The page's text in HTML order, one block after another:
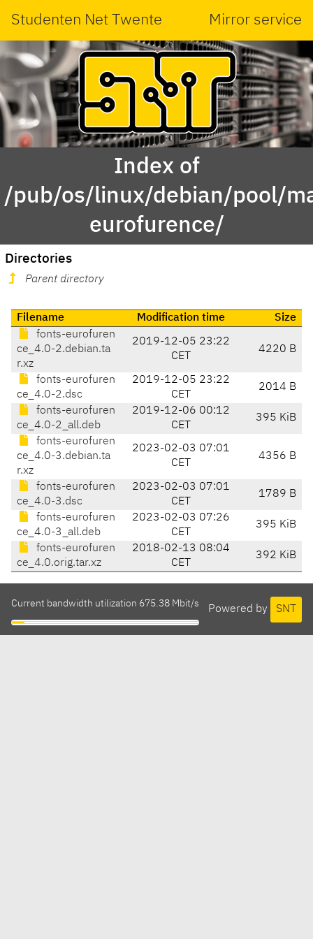
Studenten Net Twente Mirror service
Index of
/pub/os/linux/debian/pool/
eurofurence/
Directories
Parent directory
Filename Modification time
Size
fonts-eurofuren
ce_4.0-2.debian.ta
r.xz
2019-12-05 23:22
CET
4220 B
fonts-eurofuren
ce_4.0-2.dsc
2019-12-05 23:22
CET
2014 B
fonts-eurofuren
ce_4.0-2_all.deb
2019-12-06 00:12
CET
395 KiB
fonts-eurofuren
ce_4.0-3.debian.ta
r.xz
2023-02-03 07:01
CET
4356 B
fonts-eurofuren
ce_4.0-3.dsc
2023-02-03 07:01
CET
1789 B
fonts-eurofuren
ce_4.0-3_all.deb
2023-02-03 07:26
CET
395 KiB
fonts-eurofuren
ce_4.0.orig.tar.xz
2018-02-13 08:04
CET
392 KiB
Powered by SNT
Current bandwidth utilization 675.38 Mbit/s